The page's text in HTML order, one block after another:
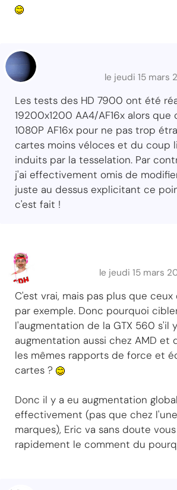
le jeudi 15 mars
Les tests des HD 7900 ont été
19200x1200 AA4/AF16x alors
1080P AF16x pour ne pas trop
cartes moins véloces et du coup
induits par la tesselation. Par
j'ai effectivement omis de
juste au dessus explicitant ce
c'est fait !
le jeudi 15 mars
C'est vrai, mais pas plus que
par exemple. Donc pourquoi
l'augmentation de la GTX 560 s'il
augmentation aussi chez AMD et
les mêmes rapports de force et
cartes ?
Donc il y a eu augmentation
effectivement (pas que chez
marques), Eric va sans doute
rapidement le comment du